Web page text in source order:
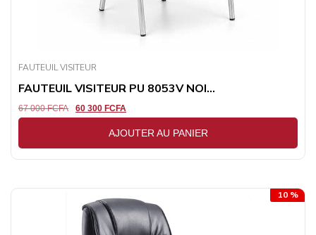
FAUTEUIL VISITEUR
FAUTEUIL VISITEUR PU 8053V NOI...
67 000FCFA 60 300 FCFA
AJOUTER AU PANIER
10 %